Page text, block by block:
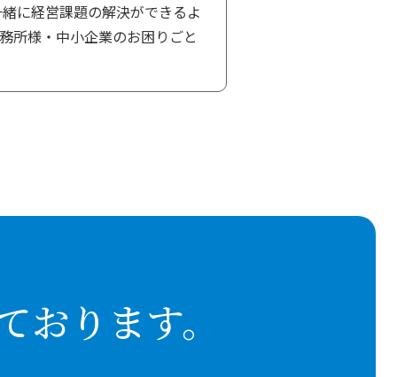
に経営課題の解決ができるよ
所様・中小企業のお困りごと
ります。